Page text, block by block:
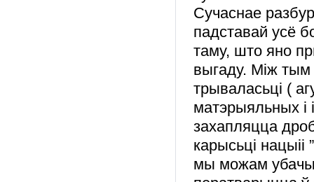
Сучаснае
падставай усё
таму, што яно
выгаду. Між
трываласьці (
матэрыяльных і
захапляцца
карысьці
мы можам